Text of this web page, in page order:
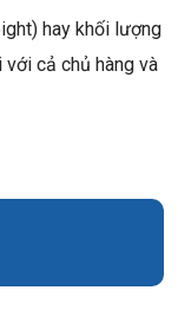
hay khối lượng
cả chủ hàng và